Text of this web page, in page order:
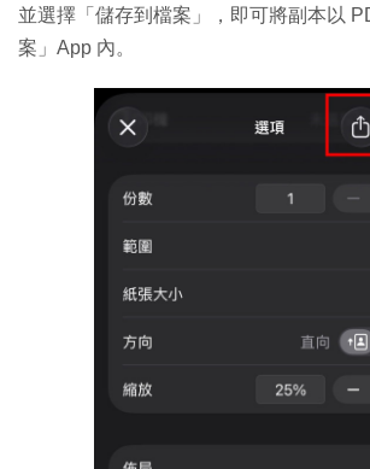
並選擇「儲存到檔案」，即可將副本以
案」App 內。